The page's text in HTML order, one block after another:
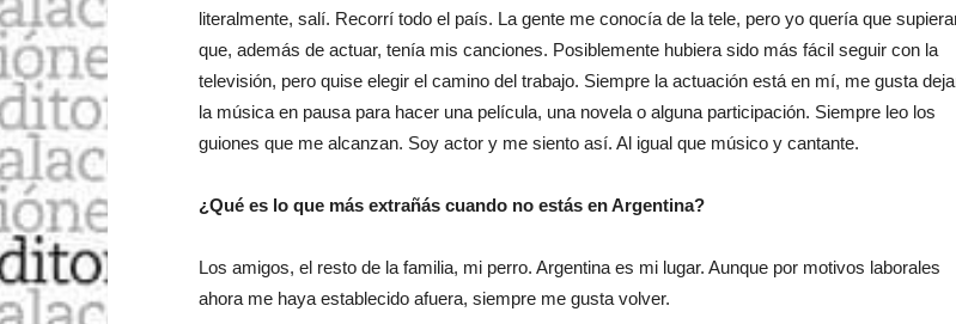
literalmente, salí. Recorrí todo el país. La gente me conocía de la tele, pero yo quería que
que, además de actuar, tenía mis canciones. Posiblemente hubiera sido más fácil seguir con la
televisión, pero quise elegir el camino del trabajo. Siempre la actuación está en mí, me gusta
la música en pausa para hacer una película, una novela o alguna participación. Siempre leo los
guiones que me alcanzan. Soy actor y me siento así. Al igual que músico y cantante.
¿Qué es lo que más extrañás cuando no estás en Argentina?
Los amigos, el resto de la familia, mi perro. Argentina es mi lugar. Aunque por motivos laborales
ahora me haya establecido afuera, siempre me gusta volver.